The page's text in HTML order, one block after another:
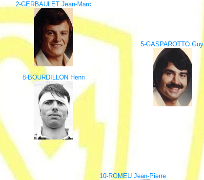
2-GERBAULET Jean-Marc
5-GASPAROTTO Guy
8-BOURDILLON Henri
10-ROMEU Jean-Pierre